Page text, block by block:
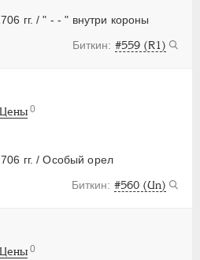
гг. / " - - " внутри короны
#559 (R1)
гг. / Особый орел
#560 (Un)
Цены 0
Цены 0